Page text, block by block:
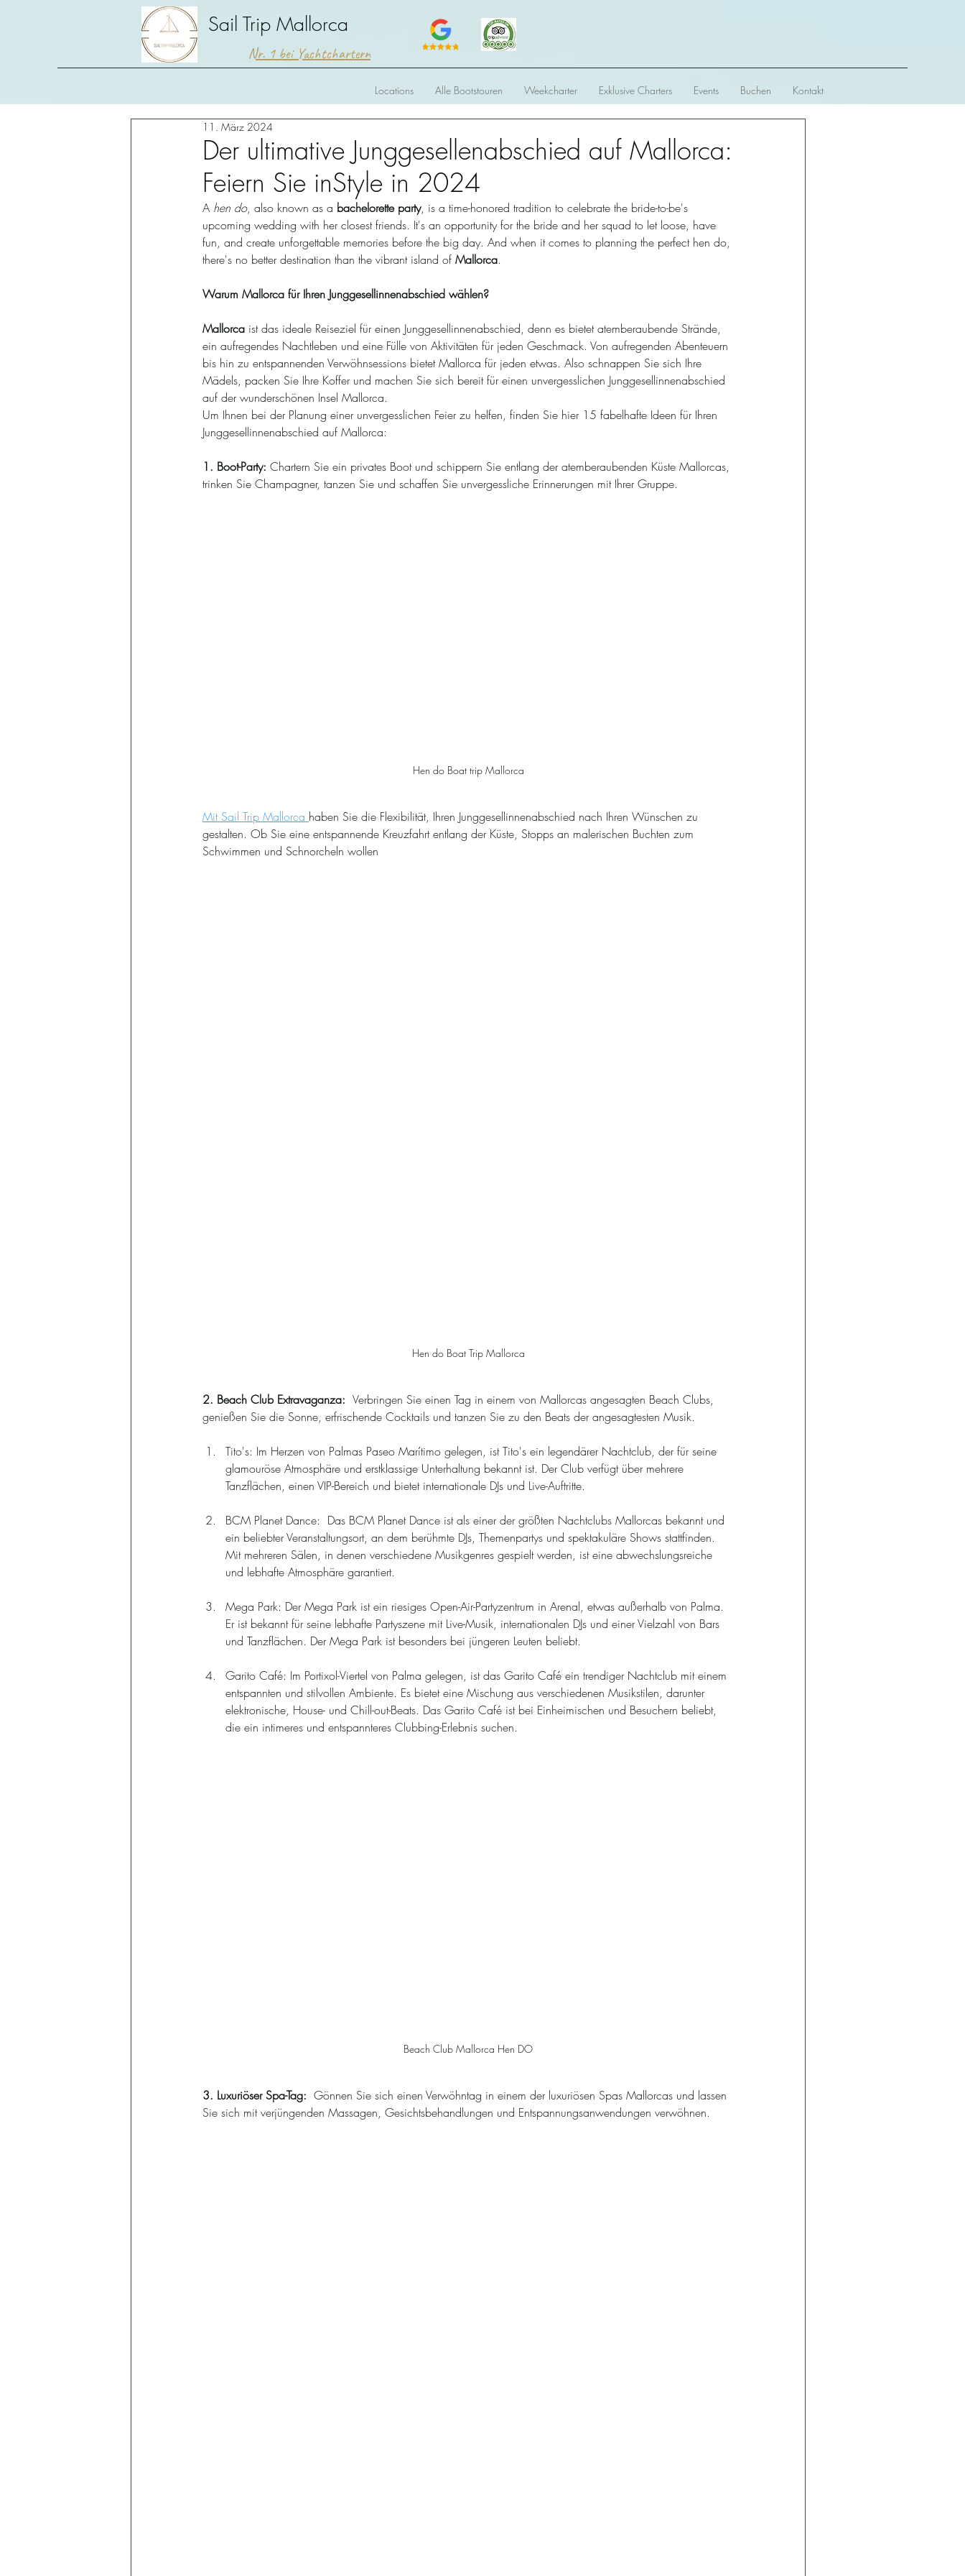
Sail Trip Mallorca
Nr. 1 bei Yachtchartern
Locations Alle Bootstouren Weekcharter Exklusive Charters Events Buchen Kontakt
Der ultimative Junggesellenabschied auf Mallorca:
Feiern Sie inStyle in 2024
11. März 2024
A hen do, also known as a bachelorette party, is a time-honored tradition to celebrate the bride-to-be's
upcoming wedding with her closest friends. It's an opportunity for the bride and her squad to let loose, have
fun, and create unforgettable memories before the big day. And when it comes to planning the perfect hen do,
there's no better destination than the vibrant island of Mallorca.
Warum Mallorca für Ihren Junggesellinnenabschied wählen?
Mallorca ist das ideale Reiseziel für einen Junggesellinnenabschied, denn es bietet atemberaubende Strände,
ein aufregendes Nachtleben und eine Fülle von Aktivitäten für jeden Geschmack. Von aufregenden Abenteuern
bis hin zu entspannenden Verwöhnsessions bietet Mallorca für jeden etwas. Also schnappen Sie sich Ihre
Mädels, packen Sie Ihre Koffer und machen Sie sich bereit für einen unvergesslichen Junggesellinnenabschied
auf der wunderschönen Insel Mallorca.
Um Ihnen bei der Planung einer unvergesslichen Feier zu helfen, finden Sie hier 15 fabelhafte Ideen für Ihren
Junggesellinnenabschied auf Mallorca:
1. Boot-Party: Chartern Sie ein privates Boot und schippern Sie entlang der atemberaubenden Küste Mallorcas,
trinken Sie Champagner, tanzen Sie und schaffen Sie unvergessliche Erinnerungen mit Ihrer Gruppe.
Hen do Boat trip Mallorca
Mit Sail Trip Mallorca haben Sie die Flexibilität, Ihren Junggesellinnenabschied nach Ihren Wünschen zu
gestalten. Ob Sie eine entspannende Kreuzfahrt entlang der Küste, Stopps an malerischen Buchten zum
Schwimmen und Schnorcheln wollen
Hen do Boat Trip Mallorca
2. Beach Club Extravaganza: Verbringen Sie einen Tag in einem von Mallorcas angesagten Beach Clubs,
genießen Sie die Sonne, erfrischende Cocktails und tanzen Sie zu den Beats der angesagtesten Musik.
Tito's: Im Herzen von Palmas Paseo Marítimo gelegen, ist Tito's ein legendärer Nachtclub, der für seine
glamouröse Atmosphäre und erstklassige Unterhaltung bekannt ist. Der Club verfügt über mehrere
Tanzflächen, einen VIP-Bereich und bietet internationale DJs und Live-Auftritte.
BCM Planet Dance:  Das BCM Planet Dance ist als einer der größten Nachtclubs Mallorcas bekannt und
ein beliebter Veranstaltungsort, an dem berühmte DJs, Themenpartys und spektakuläre Shows stattfinden.
Mit mehreren Sälen, in denen verschiedene Musikgenres gespielt werden, ist eine abwechslungsreiche
und lebhafte Atmosphäre garantiert.
Mega Park: Der Mega Park ist ein riesiges Open-Air-Partyzentrum in Arenal, etwas außerhalb von Palma.
Er ist bekannt für seine lebhafte Partyszene mit Live-Musik, internationalen DJs und einer Vielzahl von Bars
und Tanzflächen. Der Mega Park ist besonders bei jüngeren Leuten beliebt.
Garito Café: Im Portixol-Viertel von Palma gelegen, ist das Garito Café ein trendiger Nachtclub mit einem
entspannten und stilvollen Ambiente. Es bietet eine Mischung aus verschiedenen Musikstilen, darunter
elektronische, House- und Chill-out-Beats. Das Garito Café ist bei Einheimischen und Besuchern beliebt,
die ein intimeres und entspannteres Clubbing-Erlebnis suchen.
Beach Club Mallorca Hen DO
3. Luxuriöser Spa-Tag: Gönnen Sie sich einen Verwöhntag in einem der luxuriösen Spas Mallorcas und lassen
Sie sich mit verjüngenden Massagen, Gesichtsbehandlungen und Entspannungsanwendungen verwöhnen.